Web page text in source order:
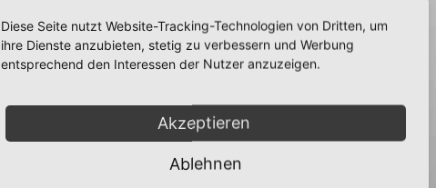
Diese Seite nutzt Website-Tracking-Technologien von Dritten, um
ihre Dienste anzubieten, stetig zu verbessern und Werbung
entsprechend den Interessen der Nutzer anzuzeigen.
Akzeptieren
Ablehnen